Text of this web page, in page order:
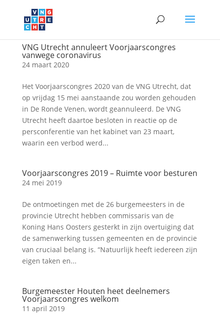
VNG Utrecht annuleert Voorjaarscongres
vanwege coronavirus
24 maart 2020
Het Voorjaarscongres 2020 van de VNG Utrecht, dat
op vrijdag 15 mei aanstaande zou worden gehouden
in De Ronde Venen, wordt geannuleerd. De VNG
Utrecht heeft daartoe besloten in reactie op de
persconferentie van het kabinet van 23 maart,
waarin een verbod werd...
Voorjaarscongres 2019 – Ruimte voor besturen
24 mei 2019
De ontmoetingen met de 26 burgemeesters in de
provincie Utrecht hebben commissaris van de
Koning Hans Oosters gesterkt in zijn overtuiging dat
de samenwerking tussen gemeenten en de provincie
van cruciaal belang is. “Natuurlijk heeft iedereen zijn
eigen taken en...
Burgemeester Houten heet deelnemers
Voorjaarscongres welkom
11 april 2019